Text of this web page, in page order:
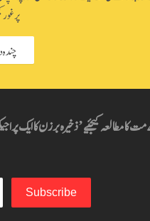
پر غور
چندہ
کا مطالعہ کیجئیے’ ذخیرہ برزن کا ایک
Subscribe